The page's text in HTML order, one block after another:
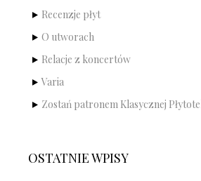
Recenzje płyt
O utworach
Relacje z koncertów
Varia
Zostań patronem Klasycznej
OSTATNIE WPISY